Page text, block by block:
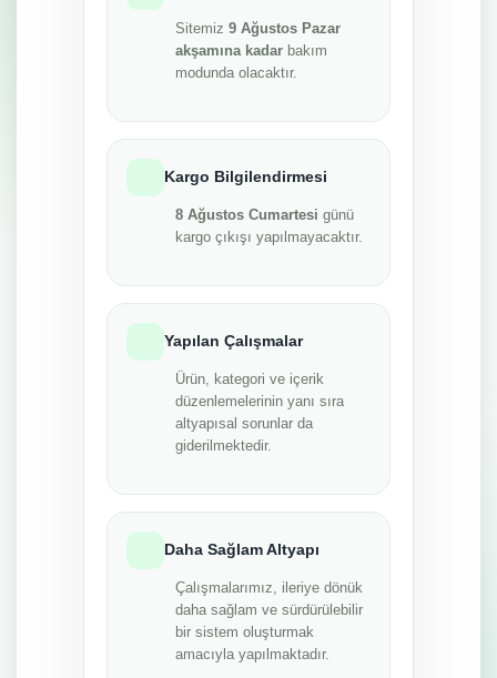
Sitemiz 9 Ağustos Pazar
akşamına kadar bakım
modunda olacaktır.
Kargo Bilgilendirmesi
8 Ağustos Cumartesi günü
kargo çıkışı yapılmayacaktır.
Yapılan Çalışmalar
Ürün, kategori ve içerik
düzenlemelerinin yanı sıra
altyapısal sorunlar da
giderilmektedir.
Daha Sağlam Altyapı
Çalışmalarımız, ileriye dönük
daha sağlam ve sürdürülebilir
bir sistem oluşturmak
amacıyla yapılmaktadır.